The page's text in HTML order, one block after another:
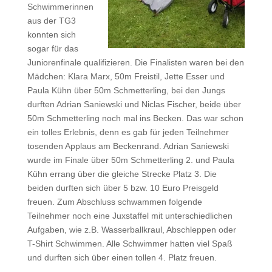
Schwimmerinnen
aus der TG3
konnten sich
sogar für das
Juniorenfinale qualifizieren. Die Finalisten waren bei den
Mädchen: Klara Marx, 50m Freistil, Jette Esser und
Paula Kühn über 50m Schmetterling, bei den Jungs
durften Adrian Saniewski und Niclas Fischer, beide über
50m Schmetterling noch mal ins Becken. Das war schon
ein tolles Erlebnis, denn es gab für jeden Teilnehmer
tosenden Applaus am Beckenrand. Adrian Saniewski
wurde im Finale über 50m Schmetterling 2. und Paula
Kühn errang über die gleiche Strecke Platz 3. Die
beiden durften sich über 5 bzw. 10 Euro Preisgeld
freuen. Zum Abschluss schwammen folgende
Teilnehmer noch eine Juxstaffel mit unterschiedlichen
Aufgaben, wie z.B. Wasserballkraul, Abschleppen oder
T-Shirt Schwimmen. Alle Schwimmer hatten viel Spaß
und durften sich über einen tollen 4. Platz freuen.